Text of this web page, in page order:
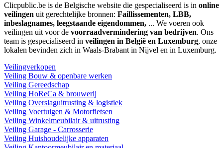
Clicpublic.be is de Belgische website die gespecialiseerd is in online
veilingen uit gerechtelijke bronnen: Faillissementen, LBB,
inbeslagnames, leegstaande eigendommen, ... We voeren ook
veilingen uit voor de voorraadvermindering van bedrijven. Ons
team is gespecialiseerd in veilingen in België en Luxemburg, onze
lokalen bevinden zich in Waals-Brabant in Nijvel en in Luxemburg.
Veilingverkopen
Veiling Bouw & openbare werken
Veiling Gereedschap
Veiling HoReCa & brouwerij
Veiling Overslaguitrusting & logistiek
Veiling Voertuigen & Motorfietsen
Veiling Winkelmeubilair & uitrusting
Veiling Garage - Carrosserie
Veiling Huishoudelijke apparaten